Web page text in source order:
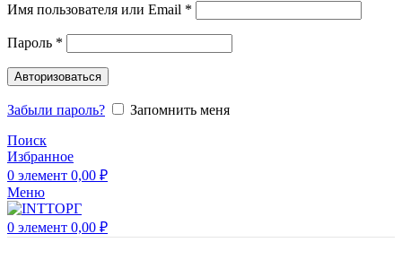
Имя пользователя или Email *
Пароль *
Авторизоваться
Забыли пароль?
Запомнить меня
Поиск
Избранное
0 элемент 0,00 ₽
Меню
0 элемент 0,00 ₽